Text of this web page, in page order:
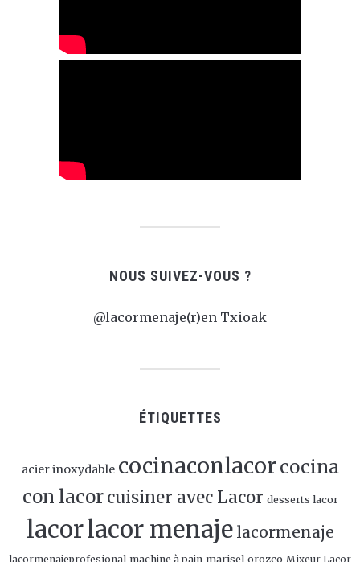
NOUS SUIVEZ-VOUS ?
@lacormenaje(r)en Txioak
ÉTIQUETTES
acier inoxydable cocinaconlacor cocina
con lacor cuisiner avec Lacor desserts lacor
lacorlacor menaje lacormenaje
lacormenajeprofesional machine à pain marisel orozco Mixeur Lacor